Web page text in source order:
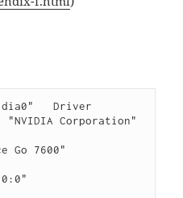
"NVIDIA Corporation"
Go 7600"